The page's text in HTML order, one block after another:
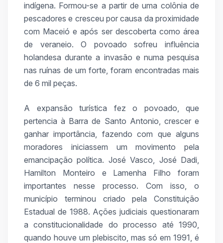
indígena. Formou-se a partir de uma colônia de
pescadores e cresceu por causa da proximidade
com Maceió e após ser descoberta como área
de veraneio. O povoado sofreu influência
holandesa durante a invasão e numa pesquisa
nas ruínas de um forte, foram encontradas mais
de 6 mil peças.
A expansão turística fez o povoado, que
pertencia à Barra de Santo Antonio, crescer e
ganhar importância, fazendo com que alguns
moradores iniciassem um movimento pela
emancipação política. José Vasco, José Dadi,
Hamilton Monteiro e Lamenha Filho foram
importantes nesse processo. Com isso, o
município terminou criado pela Constituição
Estadual de 1988. Ações judiciais questionaram
a constitucionalidade do processo até 1990,
quando houve um plebiscito, mas só em 1991, é